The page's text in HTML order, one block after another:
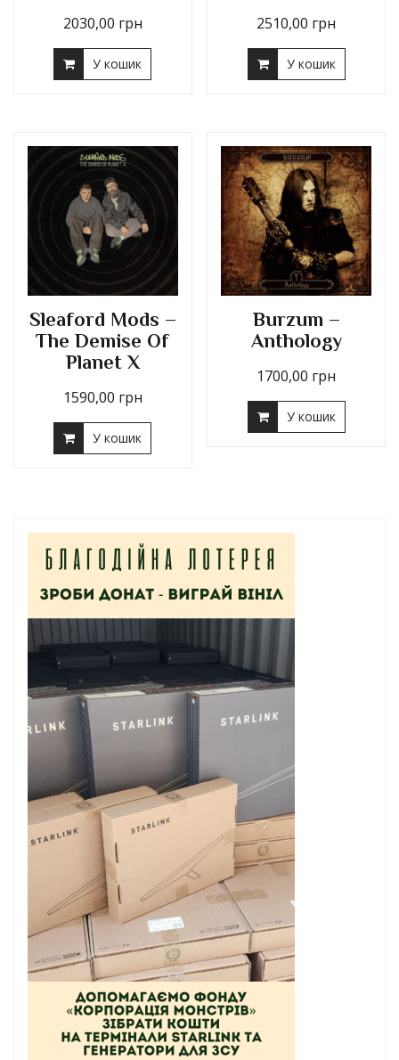
2030,00 грн
У кошик
2510,00 грн
У кошик
Sleaford Mods –
The Demise Of
Planet X
1590,00 грн
У кошик
Burzum –
Anthology
1700,00 грн
У кошик